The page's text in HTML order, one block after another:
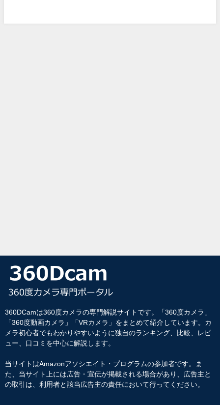
360DCamは360度カメラの専門解説サイトです。「360度カメラ」
「360度動画カメラ」「VRカメラ」をまとめて紹介しています。カ
メラ初心者でもわかりやすいように独自のランキング、比較、レビ
ュー、口コミを中心に解説します。
当サイトはAmazonアソシエイト・プログラムの参加者です。ま
た、当サイト上には広告・宣伝が掲載される場合があり、広告主と
の取引は、利用者と該当広告主の責任において行ってください。